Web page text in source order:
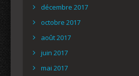
décembre 2017
octobre 2017
août 2017
juin 2017
mai 2017